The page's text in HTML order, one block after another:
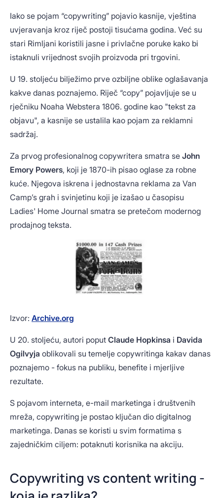
Iako se pojam “copywriting” pojavio kasnije, vještina
uvjeravanja kroz riječ postoji tisućama godina. Već su
stari Rimljani koristili jasne i privlačne poruke kako bi
istaknuli vrijednost svojih proizvoda pri trgovini.
U 19. stoljeću bilježimo prve ozbiljne oblike oglašavanja
kakve danas poznajemo. Riječ “copy” pojavljuje se u
rječniku Noaha Webstera 1806. godine kao "tekst za
objavu", a kasnije se ustalila kao pojam za reklamni
sadržaj.
Za prvog profesionalnog copywritera smatra se John
Emory Powers, koji je 1870-ih pisao oglase za robne
kuće. Njegova iskrena i jednostavna reklama za Van
Camp’s grah i svinjetinu koji je izašao u časopisu
Ladies' Home Journal smatra se pretečom modernog
prodajnog teksta.
Izvor: Archive.org
U 20. stoljeću, autori poput Claude Hopkinsa i Davida
Ogilvyja oblikovali su temelje copywritinga kakav danas
poznajemo - fokus na publiku, benefite i mjerljive
rezultate.
S pojavom interneta, e-mail marketinga i društvenih
mreža, copywriting je postao ključan dio digitalnog
marketinga. Danas se koristi u svim formatima s
zajedničkim ciljem: potaknuti korisnika na akciju.
Copywriting vs content writing -